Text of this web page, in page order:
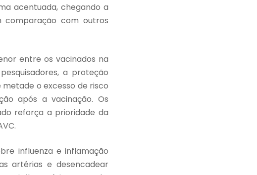
acentuada, chegando a
com outros
entre os vacinados na
a proteção
o excesso de risco
após a vacinação. Os
reforça a prioridade da
influenza e inflamação
artérias e desencadear